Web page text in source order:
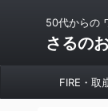
50代からの
さるの
FIRE・取